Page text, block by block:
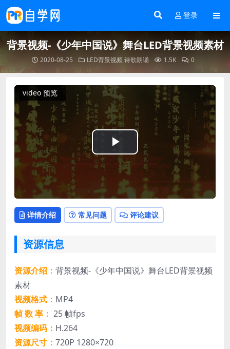
登录
背景视频-《少年中国说》舞台LED背景视频素材
2020-08-25 LED背景视频 诗歌朗诵 1.5K 0
video 预览
Play
Video
详情介绍 常见问题 评论建议
资源信息
资源介绍： 背景视频-《少年中国说》舞台LED背景视频
素材
视频格式： MP4
帧 数 率： 25 帧fps
视频编码： H.264
资源尺寸： 720P 1280×720